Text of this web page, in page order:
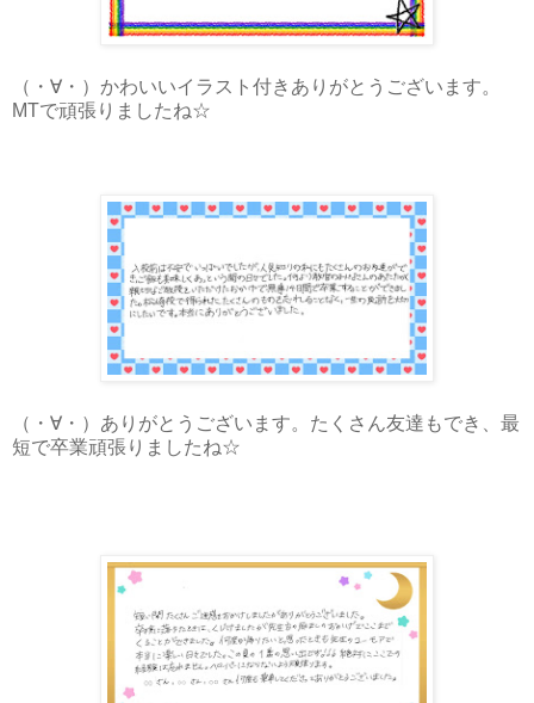
（・∀・）かわいいイラスト付きありがとうございます。
MTで頑張りましたね☆
（・∀・）ありがとうございます。たくさん友達もでき、最
短で卒業頑張りましたね☆